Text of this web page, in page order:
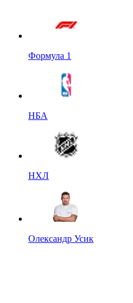
Формула 1
НБА
НХЛ
Олександр Усик